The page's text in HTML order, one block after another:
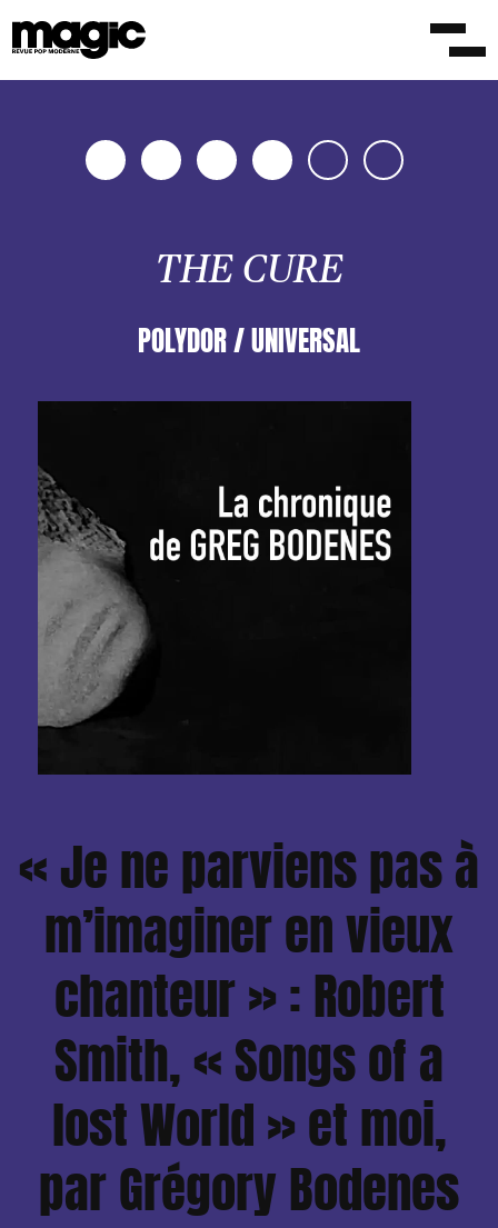
THE CURE
POLYDOR / UNIVERSAL
« Je ne parviens pas à
m’imaginer en vieux
chanteur » : Robert
Smith, « Songs of a
lost World » et moi,
par Grégory Bodenes